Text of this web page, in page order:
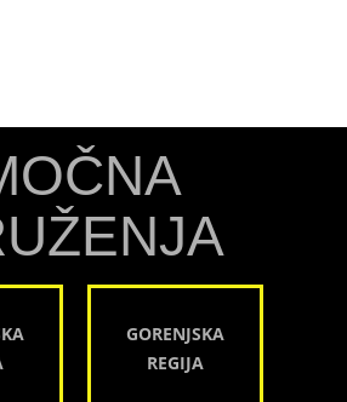
GORENJSKA
REGIJA